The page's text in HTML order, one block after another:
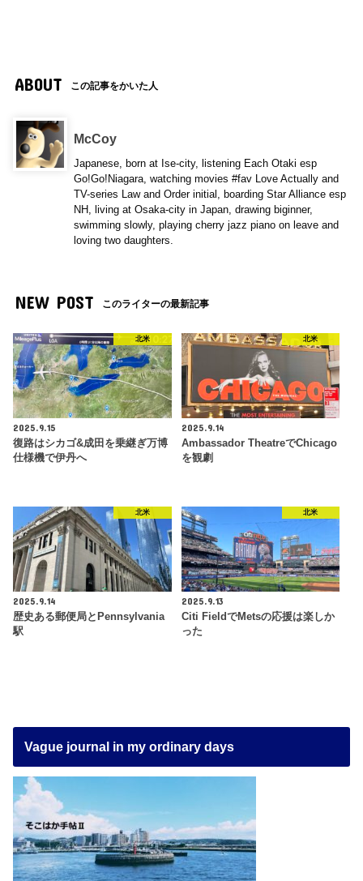
ABOUT この記事をかいた人
McCoy
Japanese, born at Ise-city, listening Each Otaki esp
Go!Go!Niagara, watching movies #fav Love Actually and
TV-series Law and Order initial, boarding Star Alliance esp
NH, living at Osaka-city in Japan, drawing biginner,
swimming slowly, playing cherry jazz piano on leave and
loving two daughters.
NEW POST このライターの最新記事
北米
2025.9.15
復路はシカゴ&成田を乗継ぎ万博
仕様機で伊丹へ
北米
2025.9.14
Ambassador TheatreでChicago
を観劇
北米
2025.9.14
歴史ある郵便局とPennsylvania
駅
北米
2025.9.13
Citi FieldでMetsの応援は楽しか
った
Vague journal in my ordinary days